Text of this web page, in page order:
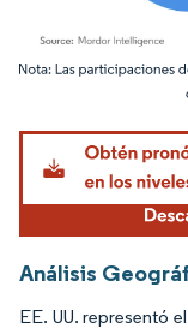
Imagen © Mordor
Análisis
EE. UU. representó